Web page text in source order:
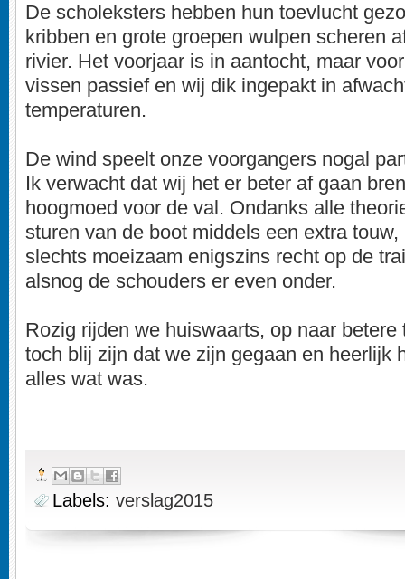
De scholeksters hebben hun toevlucht
kribben en grote groepen wulpen scheren
rivier. Het voorjaar is in aantocht, maar
vissen passief en wij dik ingepakt in
temperaturen.
De wind speelt onze voorgangers nogal
Ik verwacht dat wij het er beter af gaan
hoogmoed voor de val. Ondanks alle
sturen van de boot middels een extra
slechts moeizaam enigszins recht op de
alsnog de schouders er even onder.
Rozig rijden we huiswaarts, op naar
toch blij zijn dat we zijn gegaan en heerlijk
alles wat was.
Labels: verslag2015